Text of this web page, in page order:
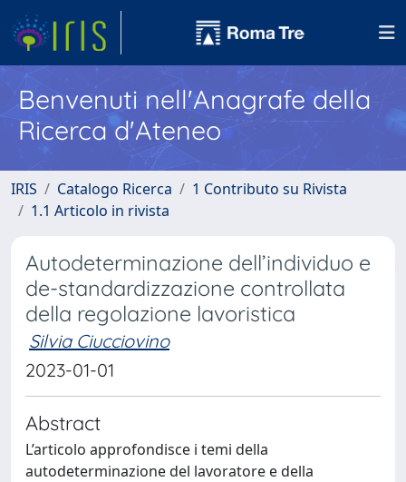
Benvenuti nell'Anagrafe della
Ricerca d'Ateneo
IRIS Catalogo Ricerca
1 Contributo su Rivista
1.1 Articolo in rivista
Autodeterminazione dell’individuo e
de-standardizzazione controllata
della regolazione lavoristica
Silvia Ciucciovino
2023-01-01
Abstract
L’articolo approfondisce i temi della
autodeterminazione del lavoratore e della